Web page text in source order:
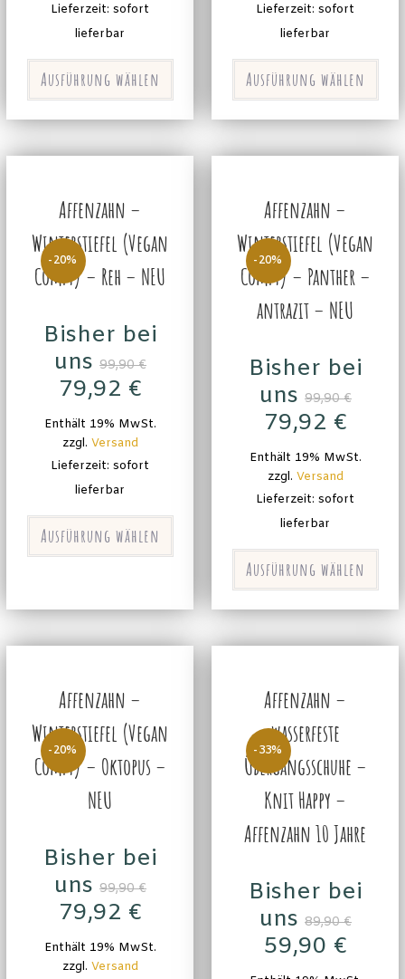
Lieferzeit: sofort
lieferbar
Ausführung wählen
Lieferzeit: sofort
lieferbar
Ausführung wählen
-20%
Affenzahn –
Winterstiefel (Vegan
Comfy) – Reh – NEU
Bisher bei
uns 99,90€
79,92 €
Enthält 19% MwSt.
zzgl. Versand
Lieferzeit: sofort
lieferbar
Ausführung wählen
-20%
Affenzahn –
Winterstiefel (Vegan
Comfy) – Panther –
antrazit – NEU
Bisher bei
uns 99,90€
79,92 €
Enthält 19% MwSt.
zzgl. Versand
Lieferzeit: sofort
lieferbar
Ausführung wählen
-20%
Affenzahn –
Winterstiefel (Vegan
Comfy) – Oktopus –
NEU
Bisher bei
uns 99,90€
79,92 €
Enthält 19% MwSt.
zzgl. Versand
-33%
Affenzahn –
wasserfeste
Übergangsschuhe –
Knit Happy –
Affenzahn 10 Jahre
Bisher bei
uns 89,90€
59,90 €